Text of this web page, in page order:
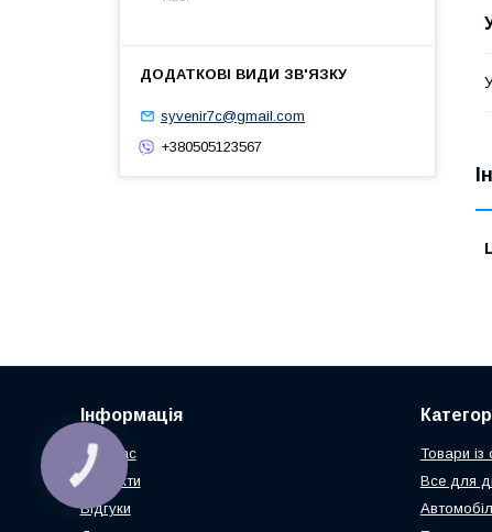
syvenir7c@gmail.com
+380505123567
Інформація
Про нас
Контакти
Відгуки
Товари із
Все для
КНОПКА
ЗВ'ЯЗКУ